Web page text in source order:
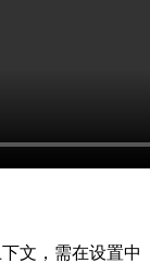
文，需在设置中